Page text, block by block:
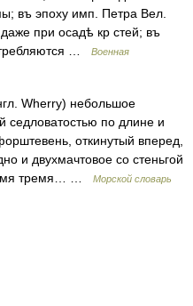
въ эпоху имп. Петра Вел.
при осадѣ кр стей; въ
…
Военная
Wherry) небольшое
седловатостью по длине и
откинутый вперед,
и двухмачтовое со стеньгой
тремя… …
Морской словарь